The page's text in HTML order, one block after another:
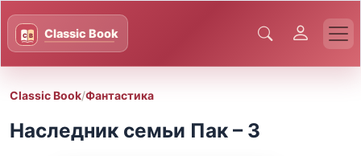
Classic Book/Фантастика
Наследник семьи Пак – 3